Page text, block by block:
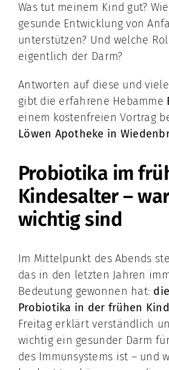
Was tut meinem Kind gut?
gesunde Entwicklung von
unterstützen? Und welche
eigentlich der Darm?
Antworten auf diese und
gibt die erfahrene Hebamme
einem kostenfreien Vortrag
Löwen Apotheke in
Probiotika im
Kindesalter –
wichtig sind
Im Mittelpunkt des Abends
das in den letzten Jahren
Bedeutung gewonnen hat:
Probiotika in der frühen
Freitag erklärt verständlich
wichtig ein gesunder Darm
des Immunsystems ist – und